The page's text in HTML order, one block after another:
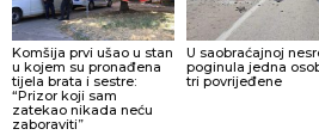
Komšija prvi ušao u stan
u kojem su pronađena
tijela brata i sestre:
“Prizor koji sam
zatekao nikada neću
zaboraviti”
U saobraćajnoj
poginula jedna
tri povrijeđene